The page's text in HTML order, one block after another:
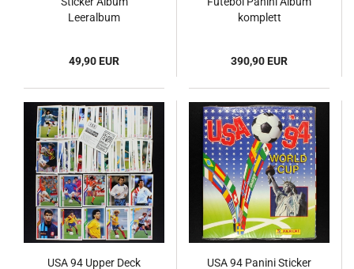
Leeralbum
49,90 EUR
komplett
390,90 EUR
USA 94 Upper Deck
USA 94 Panini Sticker